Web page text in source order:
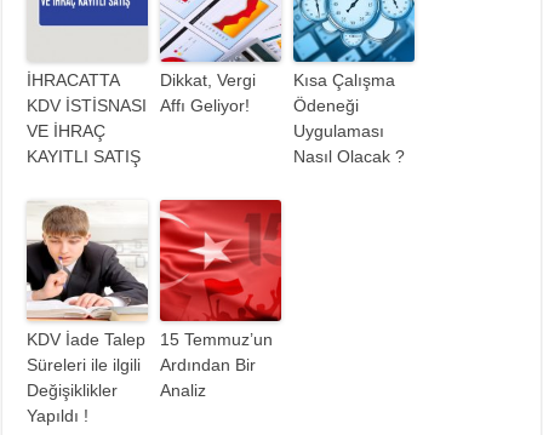
İHRACATTA
KDV İSTİSNASI
VE İHRAÇ
KAYITLI SATIŞ
Dikkat, Vergi
Affı Geliyor!
Kısa Çalışma
Ödeneği
Uygulaması
Nasıl Olacak ?
KDV İade Talep
Süreleri ile ilgili
Değişiklikler
Yapıldı !
15 Temmuz’un
Ardından Bir
Analiz